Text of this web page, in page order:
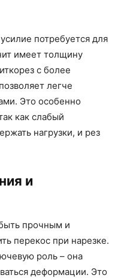
потребуется для
имеет толщину
с более
легче
Это особенно
как слабый
нагрузки, и рез
и
прочным и
перекос при нарезке.
роль – она
деформации. Это